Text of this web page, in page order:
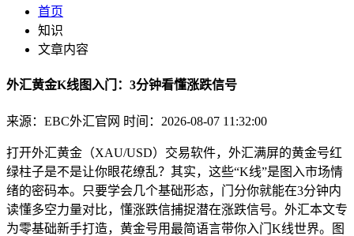
首页
知识
文章内容
外汇黄金K线图入门：3分钟看懂涨跌信号
来源：EBC外汇官网 时间：2026-08-07 11:32:00
打开外汇黄金（XAU/USD）交易软件，外汇满屏的黄金号红
绿柱子是不是让你眼花缭乱？其实，这些“K线”是图入市场情
绪的密码本。只要学会几个基础形态，门分你就能在3分钟内
读懂多空力量对比，懂涨跌信捕捉潜在涨跌信号。外汇本文专
为零基础新手打造，黄金号用最简语言带你入门K线世界。图